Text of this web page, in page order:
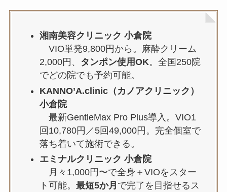
湘南美容クリニック 小倉院
VIO単発9,800円から。麻酔クリーム
2,000円、
タンポン使用OK。全国250院
でどの院でも予約可能。
KANNO’A.clinic（カノアクリニック）
小倉院
最新GentleMax Pro Plus導入。VIO1
回10,780円／5回49,000円。完全個室で
落ち着いて施術できる。
エミナルクリニック 小倉院
月々1,000円〜で全身＋VIOをスター
ト可能。 最短5か月 で完了を目指せるス